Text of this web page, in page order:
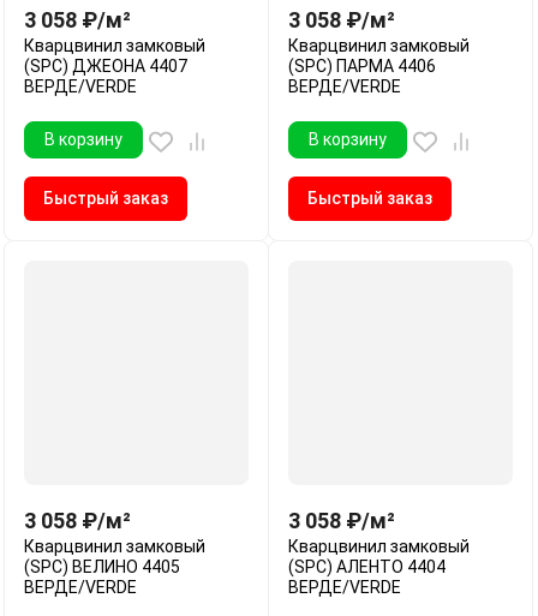
3 058 ₽/м²
Кварцвинил замковый
(SPC) ДЖЕОНА 4407
ВЕРДЕ/VERDE
В корзину
Быстрый заказ
3 058 ₽/м²
Кварцвинил замковый
(SPC) ПАРМА 4406
ВЕРДЕ/VERDE
В корзину
Быстрый заказ
3 058 ₽/м²
Кварцвинил замковый
(SPC) ВЕЛИНО 4405
ВЕРДЕ/VERDE
3 058 ₽/м²
Кварцвинил замковый
(SPC) АЛЕНТО 4404
ВЕРДЕ/VERDE